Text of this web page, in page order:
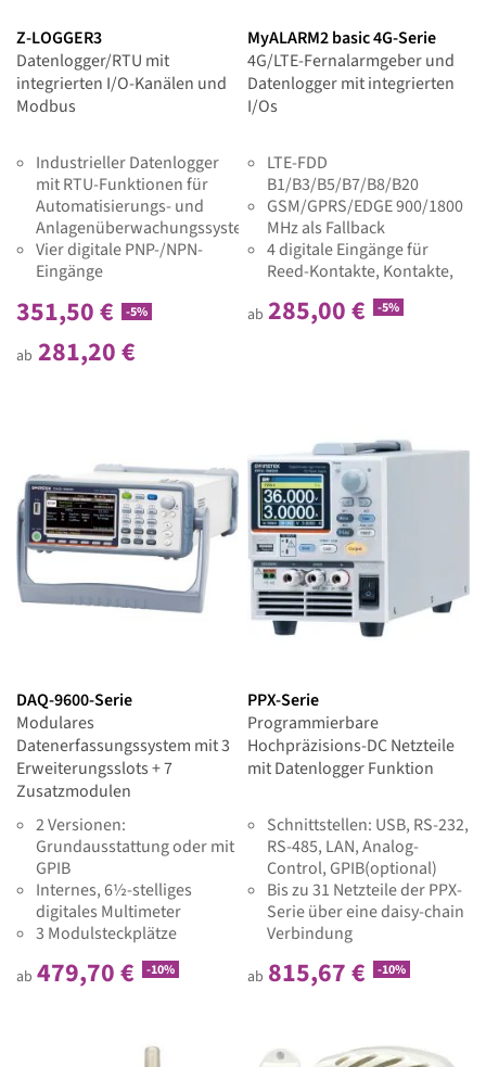
Z-LOGGER3
Datenlogger/RTU mit
integrierten I/O-Kanälen und
Modbus
Industrieller Datenlogger
mit RTU-Funktionen für
Automatisierungs- und
Anlagenüberwachungssysteme
Vier digitale PNP-/NPN-
Eingänge
Zähler und Summenzähler
351,50 € -5%
ab 281,20 €
MyALARM2 basic 4G-Serie
4G/LTE-Fernalarmgeber und
Datenlogger mit integrierten
I/Os
LTE-FDD
B1/B3/B5/B7/B8/B20
GSM/GPRS/EDGE 900/1800
MHz als Fallback
4 digitale Eingänge für
Reed-Kontakte, Kontakte,
Schaltsignale und Impulse
ab 285,00 € -5%
DAQ-9600-Serie
Modulares
Datenerfassungssystem mit 3
Erweiterungsslots + 7
Zusatzmodulen
2 Versionen:
Grundausstattung oder mit
GPIB
Internes, 6½-stelliges
digitales Multimeter
3 Modulsteckplätze
Webbrowser
ab 479,70 € -10%
PPX-Serie
Programmierbare
Hochpräzisions-DC Netzteile
mit Datenlogger Funktion
Schnittstellen: USB, RS-232,
RS-485, LAN, Analog-
Control, GPIB(optional)
Bis zu 31 Netzteile der PPX-
Serie über eine daisy-chain
Verbindung
Datenlogger-Funktion für
ab 815,67 € -10%